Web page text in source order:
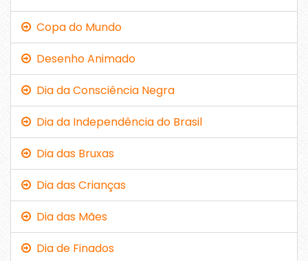
Copa do Mundo
Desenho Animado
Dia da Consciência Negra
Dia da Independência do Brasil
Dia das Bruxas
Dia das Crianças
Dia das Mães
Dia de Finados